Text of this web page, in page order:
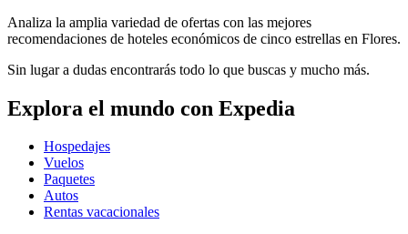
Analiza la amplia variedad de ofertas con las mejores
recomendaciones de hoteles económicos de cinco estrellas en Flores.
Sin lugar a dudas encontrarás todo lo que buscas y mucho más.
Explora el mundo con Expedia
Hospedajes
Vuelos
Paquetes
Autos
Rentas vacacionales